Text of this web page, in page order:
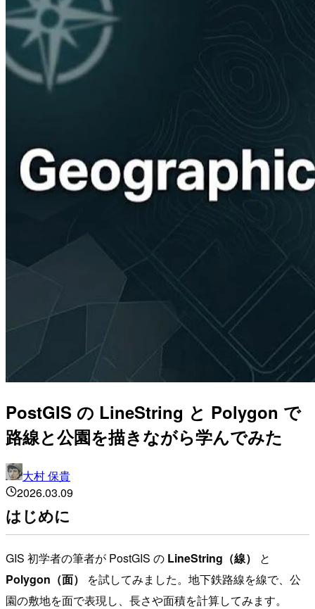
PostGIS の LineString と Polygon で
路線と公園を描きながら学んでみた
大村 保貴
2026.03.09
はじめに
GIS 初学者の筆者が PostGIS の LineString（線）
と
Polygon（面）
を試してみました。地下鉄路線を線で、公
園の敷地を面で表現し、長さや面積を計算してみます。